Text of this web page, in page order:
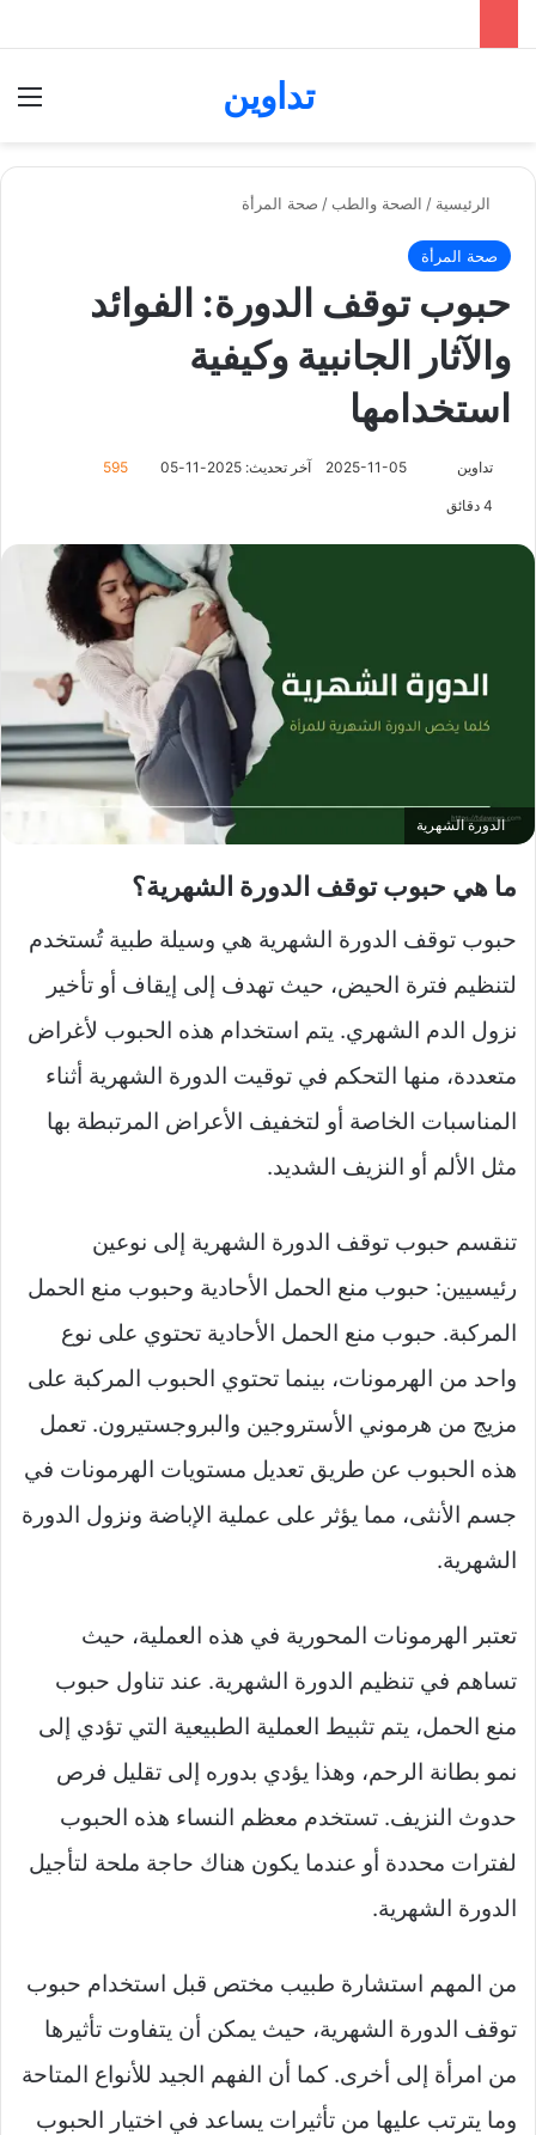
تداوين
الرئيسية / الصحة والطب / صحة المرأة
صحة المرأة
حبوب توقف الدورة: الفوائد
والآثار الجانبية وكيفية
استخدامها
تداوين 2025-11-05 آخر تحديث: 2025-11-05 595
الدورة الشهرية
ما هي حبوب توقف الدورة الشهرية؟
حبوب توقف الدورة الشهرية هي وسيلة طبية تُستخدم
لتنظيم فترة الحيض، حيث تهدف إلى إيقاف أو تأخير
نزول الدم الشهري. يتم استخدام هذه الحبوب لأغراض
متعددة، منها التحكم في توقيت الدورة الشهرية أثناء
المناسبات الخاصة أو لتخفيف الأعراض المرتبطة بها
مثل الألم أو النزيف الشديد.
تنقسم حبوب توقف الدورة الشهرية إلى نوعين
رئيسيين: حبوب منع الحمل الأحادية وحبوب منع الحمل
المركبة. حبوب منع الحمل الأحادية تحتوي على نوع
واحد من الهرمونات، بينما تحتوي الحبوب المركبة على
مزيج من هرموني الأستروجين والبروجستيرون. تعمل
هذه الحبوب عن طريق تعديل مستويات الهرمونات في
جسم الأنثى، مما يؤثر على عملية الإباضة ونزول الدورة
الشهرية.
تعتبر الهرمونات المحورية في هذه العملية، حيث
تساهم في تنظيم الدورة الشهرية. عند تناول حبوب
منع الحمل، يتم تثبيط العملية الطبيعية التي تؤدي إلى
نمو بطانة الرحم، وهذا يؤدي بدوره إلى تقليل فرص
حدوث النزيف. تستخدم معظم النساء هذه الحبوب
لفترات محددة أو عندما يكون هناك حاجة ملحة لتأجيل
الدورة الشهرية.
من المهم استشارة طبيب مختص قبل استخدام حبوب
توقف الدورة الشهرية، حيث يمكن أن يتفاوت تأثيرها
من امرأة إلى أخرى. كما أن الفهم الجيد للأنواع المتاحة
وما يترتب عليها من تأثيرات يساعد في اختيار الحبوب